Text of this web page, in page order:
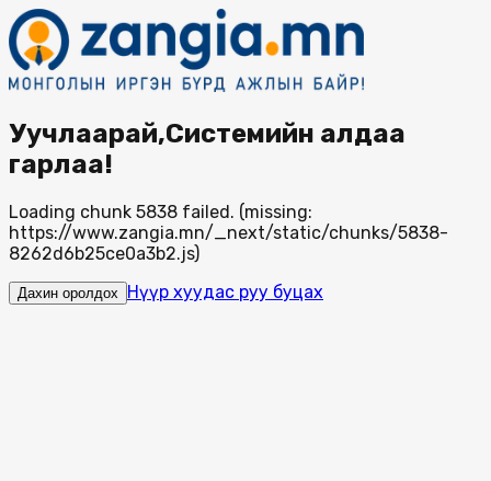
Уучлаарай,Системийн алдаа
гарлаа!
Loading chunk 5838 failed. (missing:
https://www.zangia.mn/_next/static/chunks/5838-
8262d6b25ce0a3b2.js)
Дахин оролдох Нүүр хуудас руу буцах